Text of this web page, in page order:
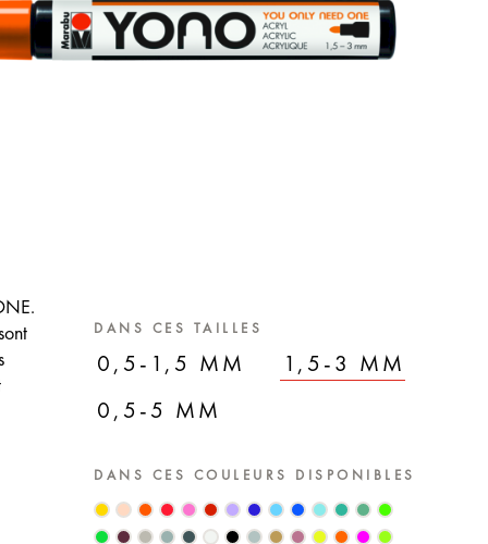
DANS CES TAILLES
0,5-1,5 MM 1,5-3 MM
0,5-5 MM
DANS CES COULEURS DISPONIBLES